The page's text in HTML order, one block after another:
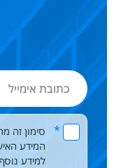
כתובת
אימייל
this field empty.
*
סימון זה
המידע
למידע